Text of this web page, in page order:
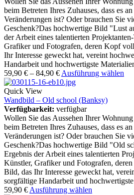
beim Betreten Ihres Zuhauses, dass es
Veränderungen ist? Oder brauchen Sie
Geschenk?Das hochwertige Bild "Lust
der Arbeit eines talentierten
Grafiker und Fotografen, deren Kopf
Ihr Interesse geweckt hat, vereint
Handarbeit und hochwertigste
59,90 € – 84,90 € Ausführung wählen
Quick View
Wandbild – Old school (Banksy)
Verfügbarkeit: verfügbar
Wollen Sie das Aussehen Ihrer
beim Betreten Ihres Zuhauses, dass es
Veränderungen ist? Oder brauchen Sie
Geschenk?Das hochwertige Bild "Old
Ergebnis der Arbeit eines talentierten
Künstler, Grafiker und Fotografen,
Bild, das Ihr Interesse geweckt hat,
sorgfältige Handarbeit und
59,90 € Ausführung wählen